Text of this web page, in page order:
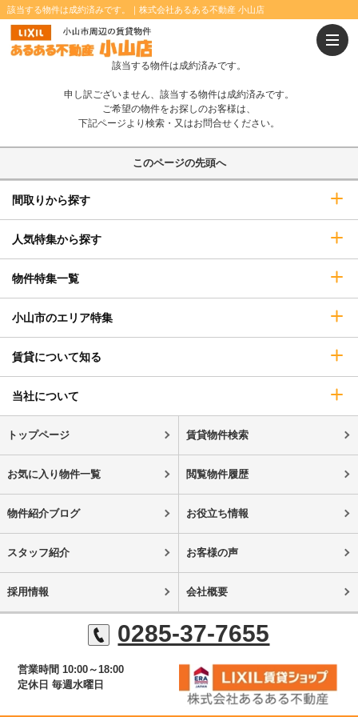
温水洗浄便座 浴室乾燥機
追焚きバス
カウンターキッチン
オートロック
TVインターホン
二人入居可 ウォークインクローゼット
該当する物件は成約済みです。｜株式会社あるある不動産 小山店
該当する物件は成約済みです。
申し訳ございません、該当する物件は成約済みです。
ご希望の物件をお探しのお客様は、
下記ページより検索・又はお問合せください。
このページの先頭へ
間取りから探す
人気特集から探す
物件特集一覧
小山市のエリア特集
賃貸について知る
当社について
トップページ 賃貸物件検索
お気に入り物件一覧 閲覧物件履歴
物件紹介ブログ お役立ち情報
スタッフ紹介 お客様の声
採用情報 会社概要
0285-37-7655
営業時間 10:00～18:00
定休日 毎週水曜日